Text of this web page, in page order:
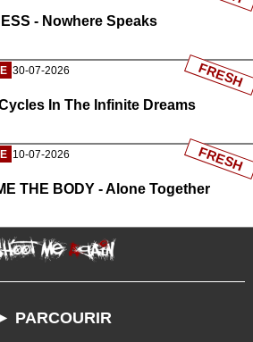
- Nowhere Speaks
30-07-2026
In The Infinite Dreams
FRESH
10-07-2026
THE BODY - Alone Together
FRESH
PARCOURIR